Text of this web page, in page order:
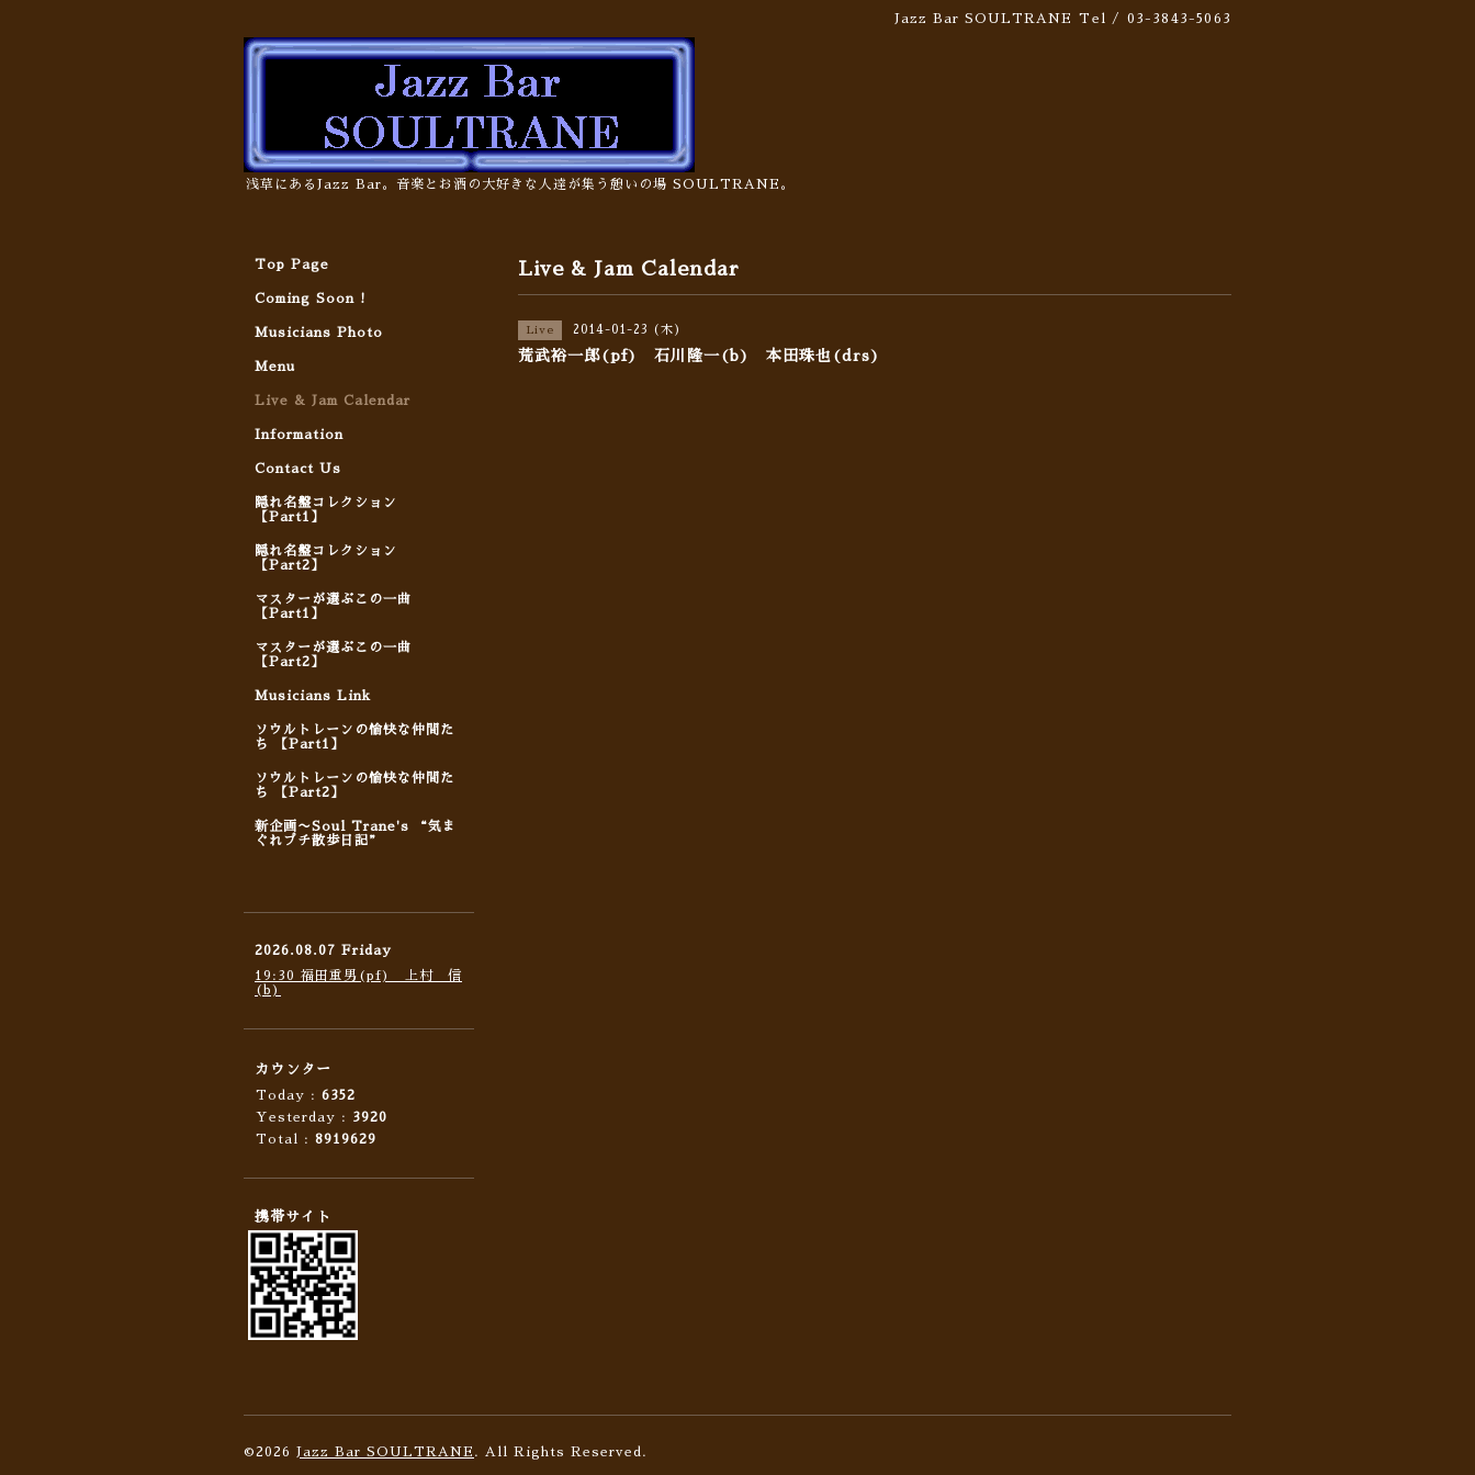
Jazz Bar SOULTRANE Tel / 03-3843-5063
浅草にあるJazz Bar。音楽とお酒の大好きな人達が集う憩いの場 SOULTRANE。
Live & Jam Calendar
Live 2014-01-23 (木)
荒武裕一郎(pf) 石川隆一(b) 本田珠也(drs)
Top Page
Coming Soon !
Musicians Photo
Menu
Live & Jam Calendar
Information
Contact Us
隠れ名盤コレクション
【Part1】
隠れ名盤コレクション
【Part2】
マスターが選ぶこの一曲
【Part1】
マスターが選ぶこの一曲
【Part2】
Musicians Link
ソウルトレーンの愉快な仲間た
ち 【Part1】
ソウルトレーンの愉快な仲間た
ち 【Part2】
新企画〜Soul Trane's “気ま
ぐれプチ散歩日記”
2026.08.07 Friday
19:30 福田重男(pf) 上村 信
(b)
カウンター
Today : 6352
Yesterday : 3920
Total : 8919629
携帯サイト
©2026 Jazz Bar SOULTRANE . All Rights Reserved.